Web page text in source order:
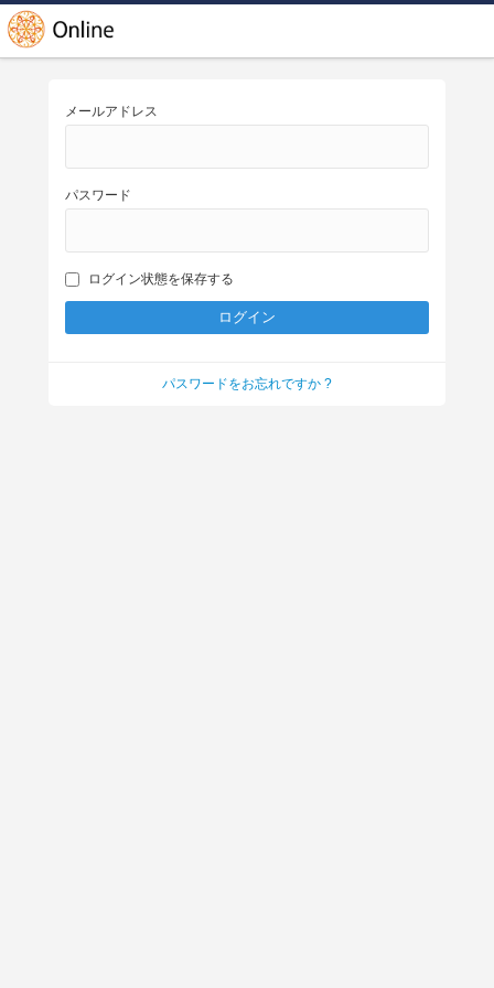
メールアドレス
パスワード
ログイン状態を保存する
パスワードをお忘れですか ?